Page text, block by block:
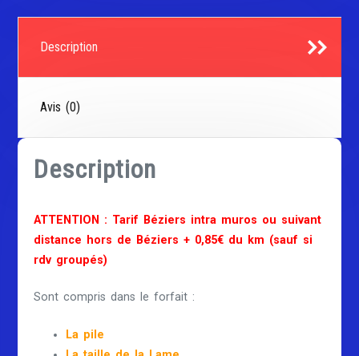
Description
Avis (0)
Description
ATTENTION : Tarif Béziers intra muros ou suivant
distance hors de Béziers + 0,85€ du km (sauf si
rdv groupés)
Sont compris dans le forfait :
La pile